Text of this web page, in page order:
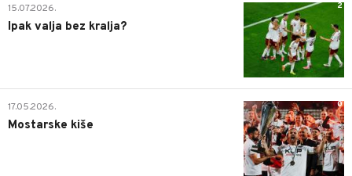
2
15.07.2026.
Ipak valja bez kralja?
0
17.05.2026.
Mostarske kiše